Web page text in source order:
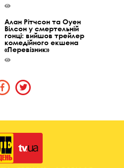
Алан Рітчсон та Оуен
Вілсон у смертельній
гонці: вийшов трейлер
комедійного екшена
«Перевізник»